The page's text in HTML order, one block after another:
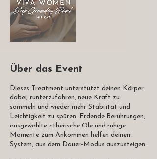
Über das Event
Dieses Treatment unterstützt deinen Körper
dabei, runterzufahren, neue Kraft zu
sammeln und wieder mehr Stabilität und
Leichtigkeit zu spüren. Erdende Berührungen,
ausgewählte ätherische Öle und ruhige
Momente zum Ankommen helfen deinem
System, aus dem Dauer-Modus auszusteigen.